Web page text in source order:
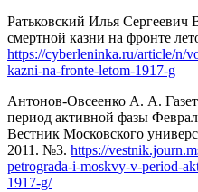
Ратьковский Илья Сергеевич
смертной казни на фронте
https://cyberleninka.ru/article/n/
kazni-na-fronte-letom-1917-g
Антонов-Овсеенко А. А.
период активной фазы
Вестник Московского
2011. №3. https://
petrograda-i-moskvy-v-period-
1917-g/